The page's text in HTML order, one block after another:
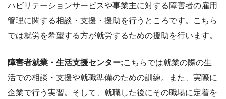
ハビリテーションサービスや事業主に対する障害者の雇用
管理に関する相談・支援・援助を行うところです。こちら
では就労を希望する方が就労するための援助を行います。
障害者就業・生活支援センター;こちらでは就業の際の生
活での相談・支援や就職準備のための訓練。また、実際に
企業で行う実習。そして、就職した後にその職場に定着を